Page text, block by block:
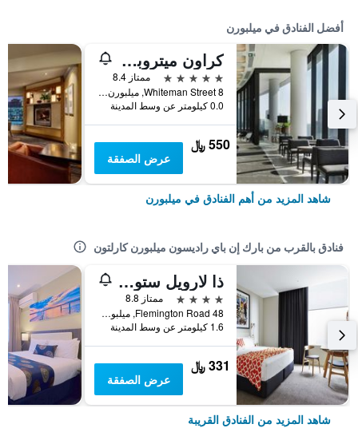
أفضل الفنادق في ميلبورن
كراون ميتروبول ملبورن
5 نجوم
ممتاز 8.4
8 Whiteman Street, ميلبورن, VIC, أستراليا
0.0 كيلومتر عن وسط المدينة
550 ﷼
عرض الصفقة
شاهد المزيد من أهم الفنادق في ميلبورن
فنادق بالقرب من بارك إن باي راديسون ميلبورن كارلتون
ذا لارويل ستوديو ميلبورن - آرت سيريز
4 نجوم
ممتاز 8.8
48 Flemington Road, ميلبورن, VIC, أستراليا
1.6 كيلومتر عن وسط المدينة
331 ﷼
عرض الصفقة
شاهد المزيد من الفنادق القريبة